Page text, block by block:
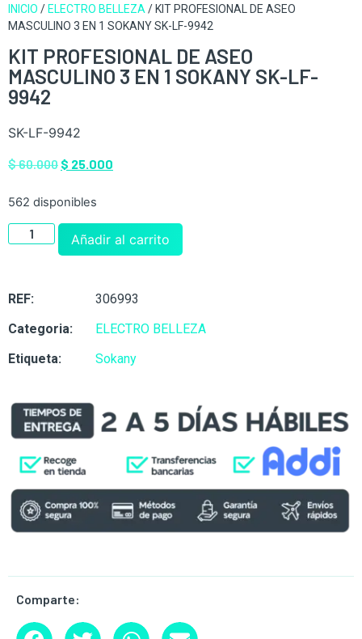
INICIO / ELECTRO BELLEZA/ KIT PROFESIONAL DE ASEO
MASCULINO 3 EN 1 SOKANY SK-LF-9942
KIT PROFESIONAL DE ASEO
MASCULINO 3 EN 1 SOKANY SK-LF-
9942
SK-LF-9942
$60.000 $ 25.000
562 disponibles
Añadir al carrito
REF:
306993
Categoria:
ELECTRO BELLEZA
Etiqueta:
Sokany
Comparte: